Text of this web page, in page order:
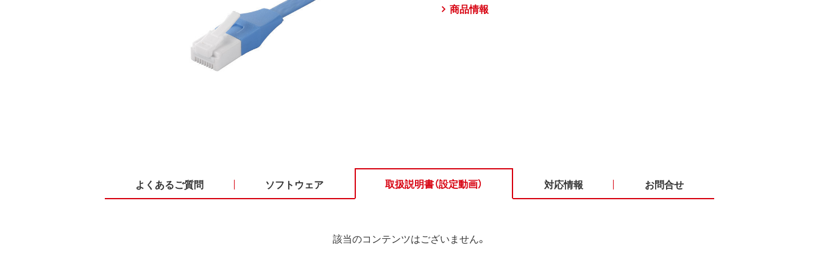
商品情報
よくあるご質問 ソフトウェア 取扱説明書（設定動画） 対応情報 お問合せ
該当のコンテンツはございません。